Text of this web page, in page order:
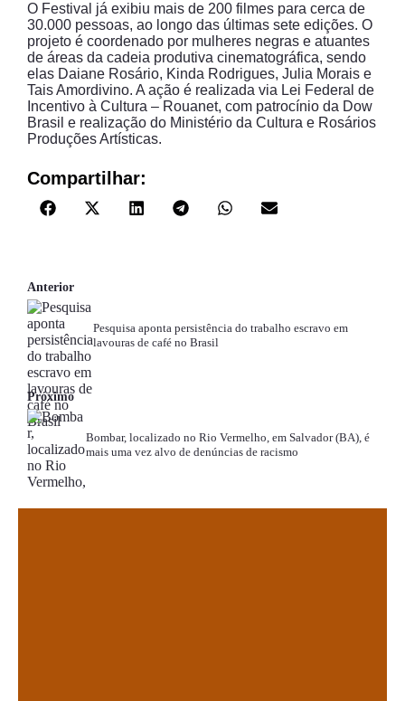
O Festival já exibiu mais de 200 filmes para cerca de
30.000 pessoas, ao longo das últimas sete edições. O
projeto é coordenado por mulheres negras e atuantes
de áreas da cadeia produtiva cinematográfica, sendo
elas Daiane Rosário, Kinda Rodrigues, Julia Morais e
Tais Amordivino. A ação é realizada via Lei Federal de
Incentivo à Cultura – Rouanet, com patrocínio da Dow
Brasil e realização do Ministério da Cultura e Rosários
Produções Artísticas.
Compartilhar:
Anterior
Pesquisa aponta persistência do trabalho escravo em
lavouras de café no Brasil
Próximo
Bombar, localizado no Rio Vermelho, em Salvador (BA), é
mais uma vez alvo de denúncias de racismo